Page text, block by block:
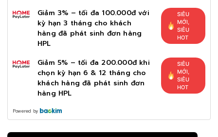
Giảm 3% – tối đa 100.000đ với
kỳ hạn 3 tháng cho khách
hàng đã phát sinh đơn hàng
HPL
SIÊU
MỚI,
SIÊU
HOT
Giảm 5% – tối đa 200.000đ khi
chọn kỳ hạn 6 & 12 tháng cho
khách hàng đã phát sinh đơn
hàng HPL
SIÊU
MỚI,
SIÊU
HOT
Powered by